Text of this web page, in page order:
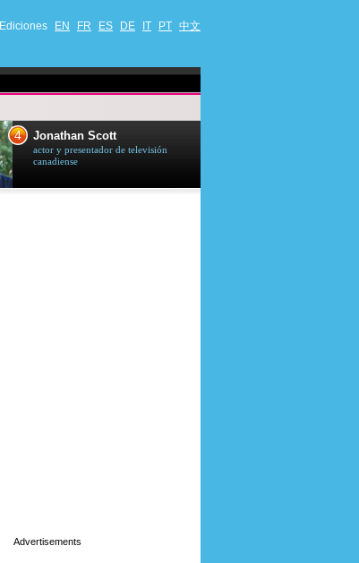
Ediciones EN FR ES DE IT PT 中文
4 Jonathan Scott
actor y presentador de televisión
canadiense